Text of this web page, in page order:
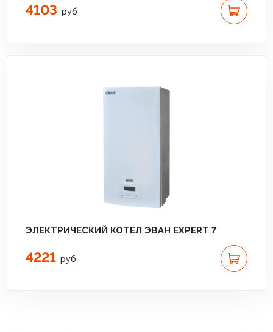
4103 руб
ЭЛЕКТРИЧЕСКИЙ КОТЕЛ ЭВАН EXPERT 7
4221 руб